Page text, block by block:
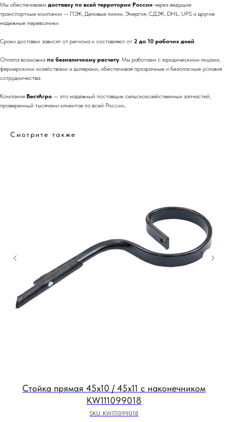
Мы обеспечиваем доставку по всей территории России через ведущие
транспортные компании — ПЭК, Деловые линии, Энергия, СДЭК, DHL, UPS и другие
надежные перевозчики.
Сроки доставки зависят от региона и составляют от 2 до 10 рабочих дней.
Оплата возможна по безналичному расчету. Мы работаем с юридическими лицами,
фермерскими хозяйствами и дилерами, обеспечивая прозрачные и безопасные условия
сотрудничества.
Компания ВестАгро — это надёжный поставщик сельскохозяйственных запчастей,
проверенный тысячами клиентов по всей России.
Смотрите также
Стойка прямая 45х10 / 45х11 с наконечником
KW111099018
SKU: KW111099018